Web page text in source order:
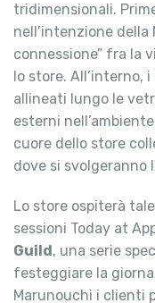
tridimensionali.
nell’intenzione della
connessione” fra la
lo store. All’interno,
allineati lungo le
esterni
cuore dello store
dove si svolgeranno
Lo store ospiterà
sessioni Today at
Guild, una serie
festeggiare la
Marunouchi i clienti